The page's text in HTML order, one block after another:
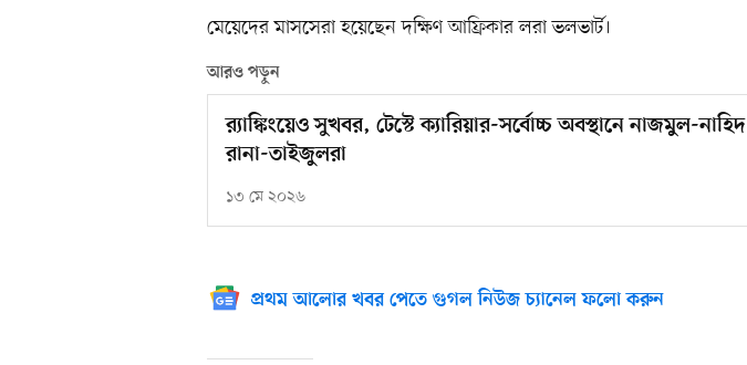
মেয়েদের মাসসেরা হয়েছেন দক্ষিণ আফ্রিকার লরা ভলভার্ট।
আরও পড়ুন
র‍্যাঙ্কিংয়েও সুখবর, টেস্টে ক্যারিয়ার-সর্বোচ্চ অবস্থানে নাজমুল-নাহিদ
রানা-তাইজুলরা
১৩ মে ২০২৬
প্রথম আলোর খবর পেতে গুগল নিউজ চ্যানেল ফলো করুন